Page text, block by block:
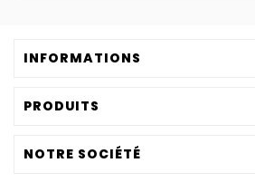
INFORMATIONS
PRODUITS
NOTRE SOCIÉTÉ